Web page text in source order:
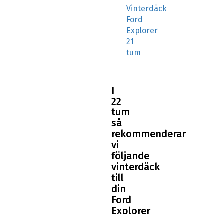
Vinterdäck
Ford
Explorer
21
tum
I
22
tum
så
rekommenderar
vi
följande
vinterdäck
till
din
Ford
Explorer